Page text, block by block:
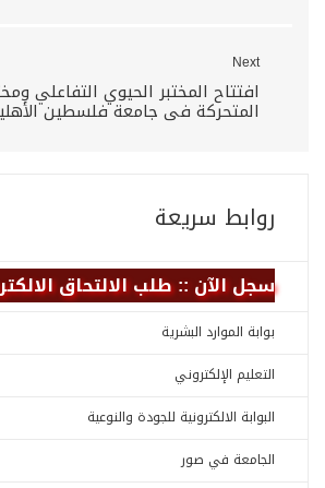
Next
افتتاح المختبر الحيوي التفاعلي
المتحركة في جامعة فلسطين
روابط سريعة
سجل الآن :: طلب الالتحاق
بوابة الموارد البشرية
التعليم الإلكتروني
البوابة الالكترونية للجودة والنوعية
الجامعة في صور